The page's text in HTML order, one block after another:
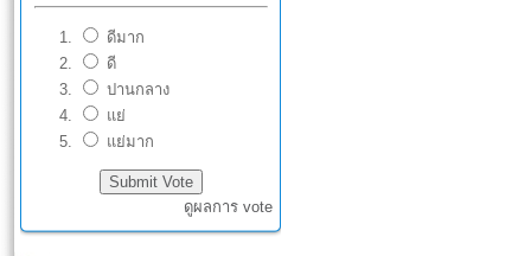
ดีมาก
ดี
ปานกลาง
แย่
แย่มาก
ดูผลการ vote